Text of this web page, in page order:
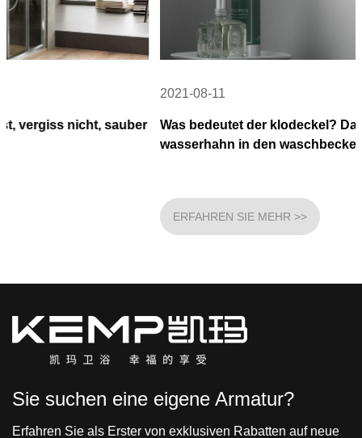
Was bedeutet der klodeckel? Das ist der gängige
wasserhahn in den waschbecken
ERFAHREN SIE MEHR >>
Sie suchen eine eigene Armatur?
Erfahren Sie als Erster von exklusiven Rabatten auf neue